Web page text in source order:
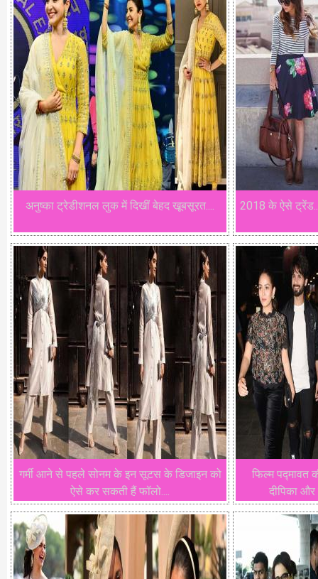
अनुष्का ट्रेडीशनल लुक में दिखीं बेहद खूबसूरत.... 2018 के ऐसे
गर्मी आने से पहले सोनम के इन सूटस के डिजाइन को
ऐसे कर सकती हैं फॉलो....
फिल्म पद्मावत
दीपिका